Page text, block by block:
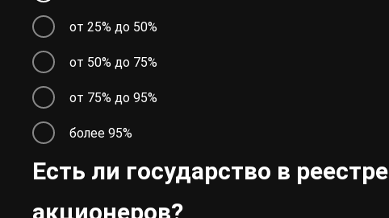
от 25% до 50%
от 50% до 75%
от 75% до 95%
более 95%
Есть ли государство в реестре
акционеров?